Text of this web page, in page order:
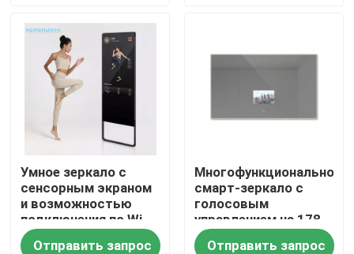
Главная страница
Продукция
светодиодным
умным зеркалом,
анализатором кожи,
дизайном Magic
Mirror
Умное зеркало с
сенсорным экраном
и возможностью
подключения по Wi-
Fi/Bluetooth
Отправить запрос
Многофункциональное
смарт-зеркало с
голосовым
управлением на 178
градусов
Отправить запрос